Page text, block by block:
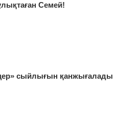
Семей!
сыйлығын қанжығалады